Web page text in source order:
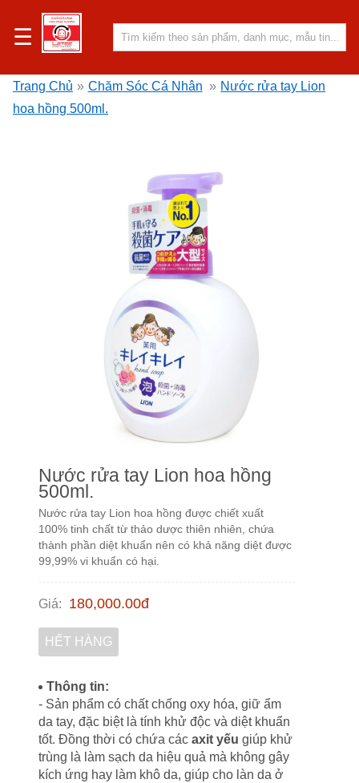
☰
Trang Chủ » Chăm Sóc Cá Nhân » Nước rửa tay Lion
hoa hồng 500ml.
Nước rửa tay Lion hoa hồng
500ml.
Nước rửa tay Lion hoa hồng được chiết xuất
100% tinh chất từ thảo dược thiên nhiên, chứa
thành phần diệt khuẩn nên có khả năng diệt được
99,99% vi khuẩn có hại.
Giá: 180,000.00đ
HẾT HÀNG
Thông tin:
- Sản phẩm có chất chống oxy hóa, giữ ẩm
da tay, đặc biệt là tính khử độc và diệt khuẩn
tốt. Đồng thời có chứa các axit yếu giúp khử
trùng là làm sạch da hiệu quả mà không gây
kích ứng hay làm khô da, giúp cho làn da ở